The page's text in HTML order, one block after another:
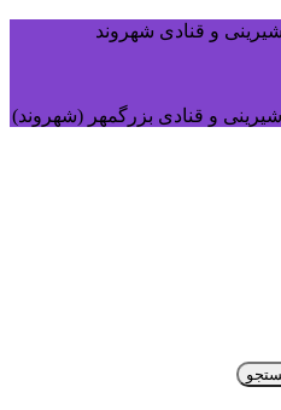
و قنادی شهروند
و قنادی بزرگمهر (شهروند)